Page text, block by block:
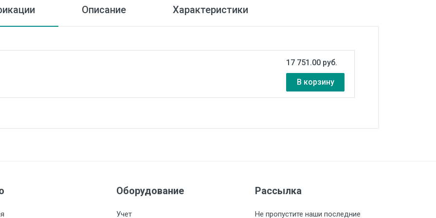
Описание Характеристики
17 751.00 руб.
В корзину
Оборудование
Учет
Рассылка
Не пропустите наши последние